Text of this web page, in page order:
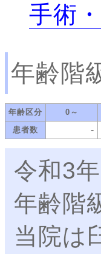
手術
年齢階
年齢区分 0～
患者数
-
令和3
年齢階
当院は